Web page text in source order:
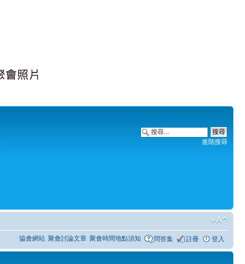
進階搜尋
協會網站 聚會討論文章 聚會時間地點須知 問答集 註冊 登入